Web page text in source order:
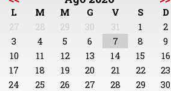
L M M G V S
D
27
28 29 30 31 1
2
3
4 5 6 7 8
9
10
11 12 13 14 15
16
17
18 19 20 21 22
23
24
25 26 27 28 29
30